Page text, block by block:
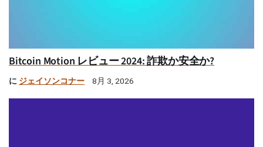
Bitcoin Motion レビュー 2024: 詐欺か安全か?
に ジェイソンコナー 8月 3, 2026